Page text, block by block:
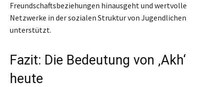
Freundschaftsbeziehungen hinausgeht und wertvolle
Netzwerke in der sozialen Struktur von Jugendlichen
unterstützt.
Fazit: Die Bedeutung von ‚Akh‘
heute